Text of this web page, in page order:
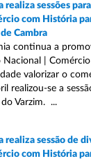
realiza sessões
com História
Cambra
continua a
|
valorizar o
realizou-se a
Varzim. ...
realiza sessão de
com História